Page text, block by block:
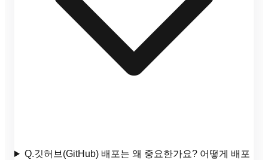
Q.깃허브(GitHub) 배포는 왜 중요한가요? 어떻게 배포